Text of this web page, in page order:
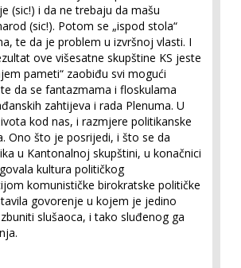
(sic!) i da ne trebaju da mašu
(sic!). Potom se „ispod stola“
te da je problem u izvršnoj vlasti. I
ove višesatne skupštine KS jeste
pameti“ zaobiđu svi mogući
da se fantazmama i floskulama
zahtijeva i rada Plenuma. U
kod nas, i razmjere politikanske
Ono što je posrijedi, i što se da
u Kantonalnoj skupštini, u konačnici
kultura političkog
komunističke birokratske političke
govorenje u kojem je jedino
slušaoca, i tako sluđenog ga